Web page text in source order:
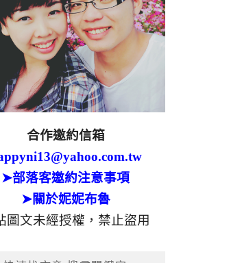
合作邀約信箱
➤部落客邀約注意事項
➤關於妮妮布魯
圖文未經授權，禁止盜用